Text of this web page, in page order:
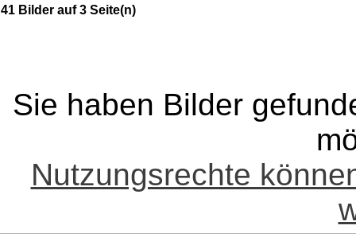
41 Bilder auf 3 Seite(n)
Sie haben Bilder
Nutzungsrechte